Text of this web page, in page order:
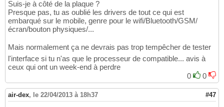
Suis-je à côté de la plaque ?
Presque pas, tu as oublié les drivers de tout ce qui est
embarqué sur le mobile, genre pour le wifi/Bluetooth/GSM/
écran/bouton physiques/...
Mais normalement ça ne devrais pas trop tempêcher de tester
l'interface si tu n'as que le processeur de compatible... avis à
ceux qui ont un week-end à perdre
0
0
air-dex, le 22/04/2013 à 18h37 #47